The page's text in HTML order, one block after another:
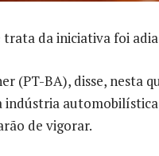
da iniciativa foi
(PT-BA), disse, nesta
de vigorar.